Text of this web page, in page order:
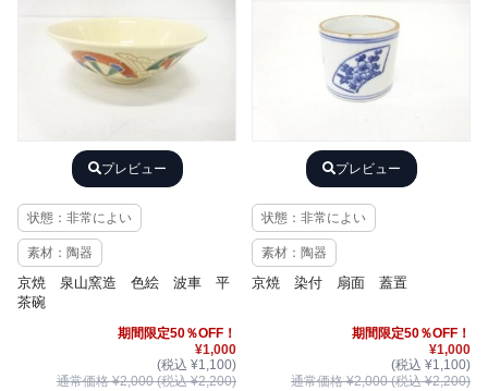
プレビュー
状態：非常によい
素材：陶器
京焼 泉山窯造 色絵 波車 平
茶碗
期間限定50％OFF！
¥1,000
(税込 ¥1,100)
通常価格 ¥2,000 (税込 ¥2,200)
プレビュー
状態：非常によい
素材：陶器
京焼 染付 扇面 蓋置
期間限定50％OFF！
¥1,000
(税込 ¥1,100)
通常価格 ¥2,000 (税込 ¥2,200)